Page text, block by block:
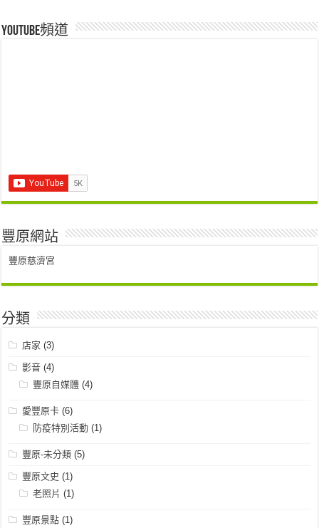
Youtube頻道
豐原網站
豐原慈濟宮
分類
店家 (3)
影音 (4)
豐原自媒體 (4)
愛豐原卡 (6)
防疫特別活動 (1)
豐原-未分類 (5)
豐原文史 (1)
老照片 (1)
豐原景點 (1)